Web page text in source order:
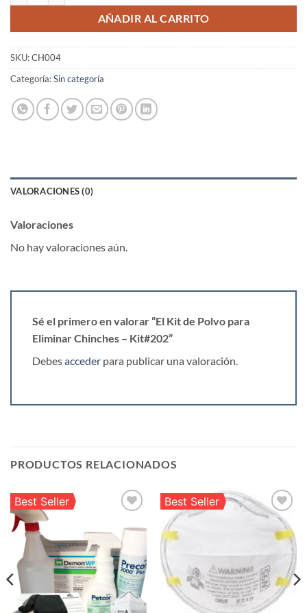
AÑADIR AL CARRITO
SKU:CH004
Categoría:Sin categoría
VALORACIONES (0)
Valoraciones
No hay valoraciones aún.
Sé el primero en valorar “El Kit de Polvo para
Eliminar Chinches – Kit#202”
Debesacceder para publicar una valoración.
PRODUCTOS RELACIONADOS
Best Seller
a la
lista de
deseos
Best Seller
Añadir
a la
lista de